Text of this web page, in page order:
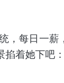
，每日一
着她下吧